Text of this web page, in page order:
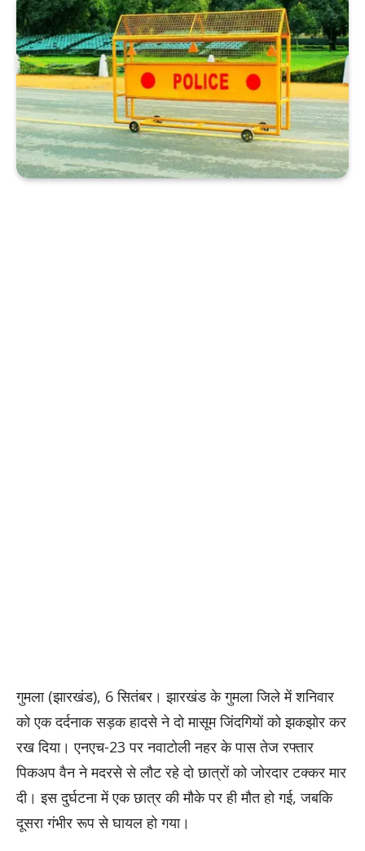
गुमला (झारखंड), 6 सितंबर। झारखंड के गुमला जिले में शनिवार
को एक दर्दनाक सड़क हादसे ने दो मासूम जिंदगियों को झकझोर कर
रख दिया। एनएच-23 पर नवाटोली नहर के पास तेज रफ्तार
पिकअप वैन ने मदरसे से लौट रहे दो छात्रों को जोरदार टक्कर मार
दी। इस दुर्घटना में एक छात्र की मौके पर ही मौत हो गई, जबकि
दूसरा गंभीर रूप से घायल हो गया।